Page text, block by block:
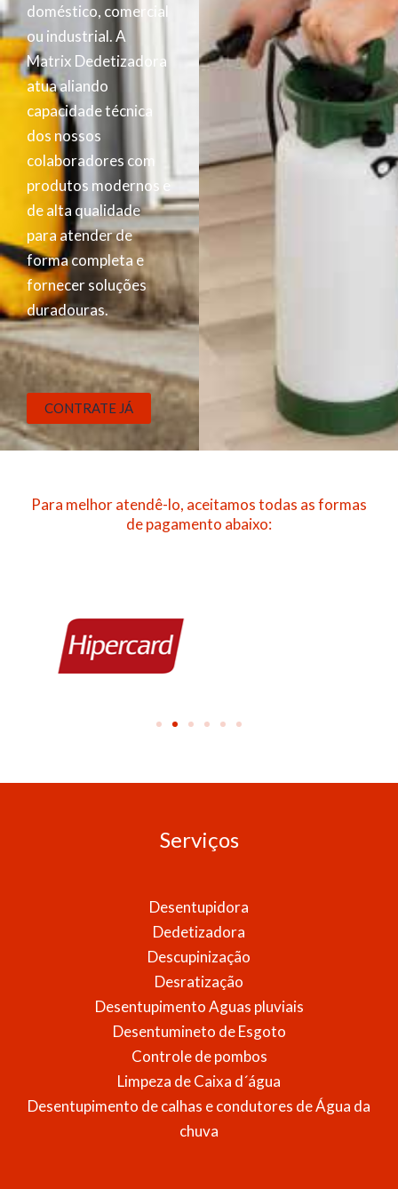
doméstico, comercial
ou industrial. A
Matrix Dedetizadora
atua aliando
capacidade técnica
dos nossos
colaboradores com
produtos modernos e
de alta qualidade
para atender de
forma completa e
fornecer soluções
duradouras.
CONTRATE JÁ
Para melhor atendê-lo, aceitamos todas as formas
de pagamento abaixo:
Serviços
Desentupidora
Dedetizadora
Descupinização
Desratização
Desentupimento Aguas pluviais
Desentumineto de Esgoto
Controle de pombos
Limpeza de Caixa d´água
Desentupimento de calhas e condutores de Água da
chuva